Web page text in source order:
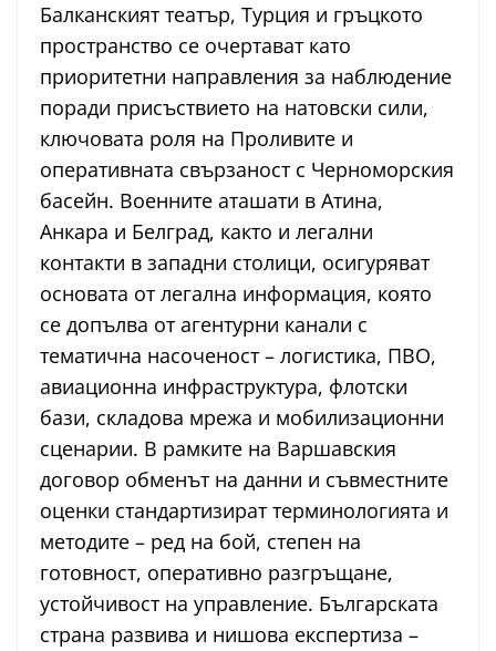
Балканският театър, Турция и гръцкото
пространство се очертават като
приоритетни направления за наблюдение
поради присъствието на натовски сили,
ключовата роля на Проливите и
оперативната свързаност с Черноморския
басейн. Военните аташати в Атина,
Анкара и Белград, както и легални
контакти в западни столици, осигуряват
основата от легална информация, която
се допълва от агентурни канали с
тематична насоченост – логистика, ПВО,
авиационна инфраструктура, флотски
бази, складова мрежа и мобилизационни
сценарии. В рамките на Варшавския
договор обменът на данни и съвместните
оценки стандартизират терминологията и
методите – ред на бой, степен на
готовност, оперативно разгръщане,
устойчивост на управление. Българската
страна развива и нишова експертиза –